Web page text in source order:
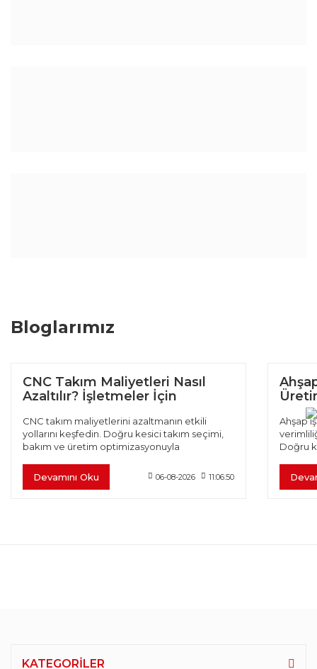
Bloglarımız
CNC Takım Maliyetleri Nasıl
Azaltılır? İşletmeler İçin
CNC takım maliyetlerini azaltmanın etkili
yollarını keşfedin. Doğru kesici takım seçimi,
bakım ve üretim optimizasyonuyla
Devamını Oku
06-08-2026 11:06:50
Ahşap
Doğru
KATEGORİLER